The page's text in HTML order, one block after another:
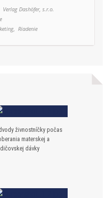
Verlag Dashöfer, s.r.o.
Riadenie
živnostníčky počas
materskej a
dávky